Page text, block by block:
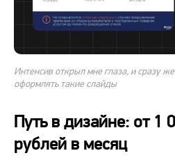
Интенсив открыл мне глаза, и сразу
оформлять такие слайды
Путь в дизайне: от 1
рублей в месяц